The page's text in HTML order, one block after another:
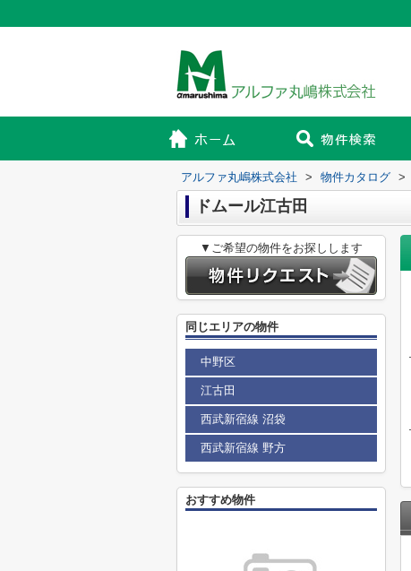
アルファ丸嶋株式会社 > 物件カタログ >
ドムール江古田
▼ご希望の物件をお探しします
同じエリアの物件
中野区
江古田
西武新宿線 沼袋
西武新宿線 野方
おすすめ物件